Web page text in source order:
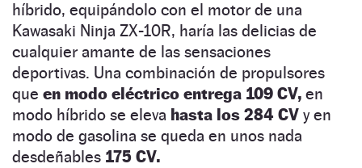
híbrido, equipándolo con el motor de una
Kawasaki Ninja ZX-10R, haría las delicias de
cualquier amante de las sensaciones
deportivas. Una combinación de propulsores
que en modo eléctrico entrega 109 CV, en
modo híbrido se eleva hasta los 284 CV y en
modo de gasolina se queda en unos nada
desdeñables 175 CV.